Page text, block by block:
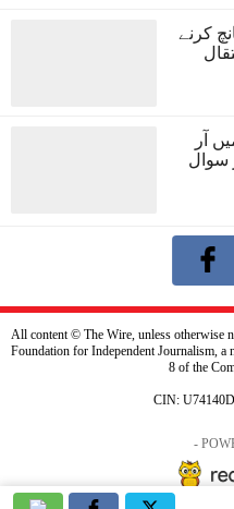
کرنے
آر
سوال
All content © The Wire, unless otherwise
Foundation for Independent Journalism,
8 of the
CIN:
-